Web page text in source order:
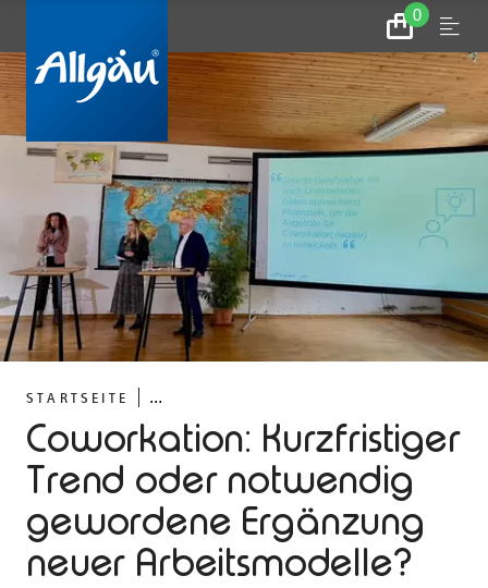
0
Zum
Warenkorb
Menu
STARTSEITE ...
Coworkation: Kurzfristiger
Trend oder notwendig
gewordene Ergänzung
neuer Arbeitsmodelle?